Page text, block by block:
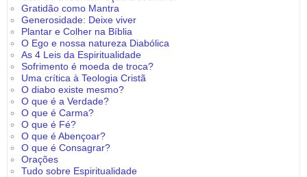
Gratidão como Mantra
Generosidade: Deixe viver
Plantar e Colher na Bíblia
O Ego e nossa natureza Diabólica
As 4 Leis da Espiritualidade
Sofrimento é moeda de troca?
Uma crítica à Teologia Cristã
O diabo existe mesmo?
O que é a Verdade?
O que é Carma?
O que é Fé?
O que é Abençoar?
O que é Consagrar?
Orações
Tudo sobre Espiritualidade